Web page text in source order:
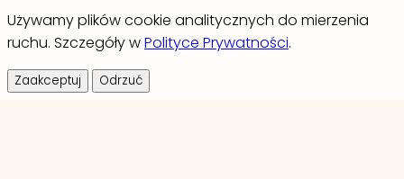
Używamy plików cookie analitycznych do mierzenia
ruchu. Szczegóły wPolityce Prywatności.
Zaakceptuj Odrzuć